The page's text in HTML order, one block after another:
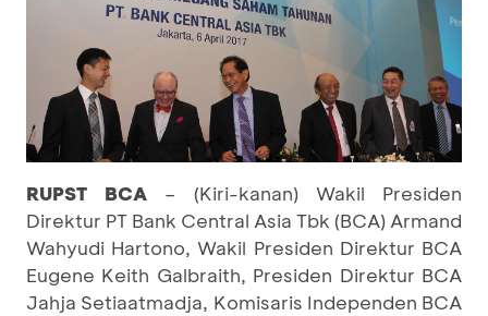
RUPST BCA – (Kiri-kanan) Wakil Presiden
Direktur PT Bank Central Asia Tbk (BCA) Armand
Wahyudi Hartono, Wakil Presiden Direktur BCA
Eugene Keith Galbraith, Presiden Direktur BCA
Jahja Setiaatmadja, Komisaris Independen BCA